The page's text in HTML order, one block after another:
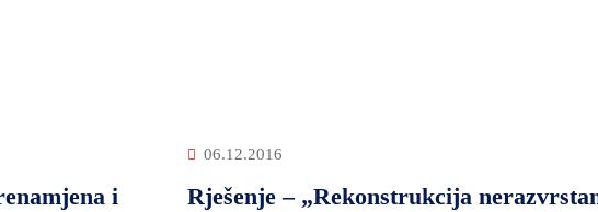
i
06.12.2016
Rješenje – „Rekonstrukcija